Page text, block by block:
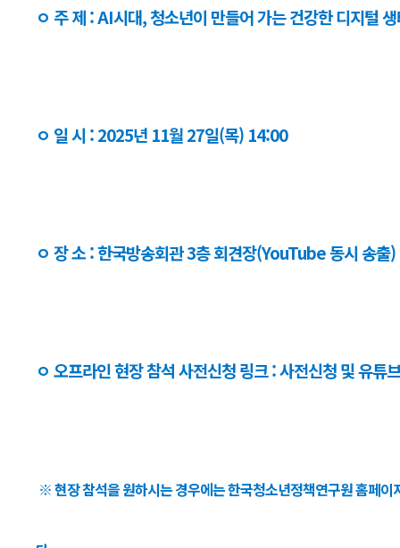
ㅇ 주 제 : AI시대, 청소년이 만들어 가는 건강한 디지털
ㅇ 일 시 : 2025년 11월 27일(목) 14:00
ㅇ 장 소 : 한국방송회관 3층 회견장(YouTube 동시 송출)
ㅇ 오프라인 현장 참석 사전신청 링크 : 사전신청 및 유튜
※ 현장 참석을 원하시는 경우에는 한국청소년정책연구원 홈페이